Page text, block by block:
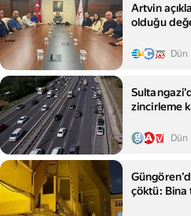
Artvin
olduğu
Dün
zincirleme
Dün
çöktü: